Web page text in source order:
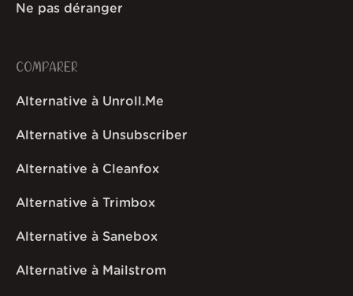
Ne pas déranger
COMPARER
Alternative à Unroll.Me
Alternative à Unsubscriber
Alternative à Cleanfox
Alternative à Trimbox
Alternative à Sanebox
Alternative à Mailstrom